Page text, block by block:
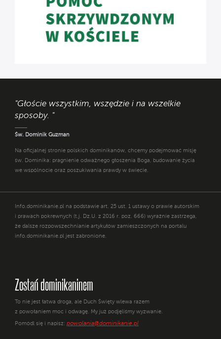
"Głoście wszystkim, wszędzie i na wszelkie
sposoby. "
Św. Dominik Guzman
Na oficjalnej stronie polskich dominikanów, chcemy podejmować misję
św. Dominika: pragnienie odważnego głoszenia Boga, budowanie życia
we wspólnocie oraz poszukiwania prawdy w świecie.
Info.dominikanie.pl na podstawie art. 25 ust. 1 ustawy o prawie autorskim
i prawach pokrewnych (t.j. Dz.U. z 2016 r. poz. 666) wyraźnie zastrzega,
że dalsze rozpowszechnianie artykułów zamieszczonych na portalu
info.dominikanie.pl jest zabronione.
Zostań dominikaninem
To nie jest łatwa droga, ale Duch Święty wlewa razem
z powołaniem moc i odwagę. My już podjęliśmy wyzwanie.
Pomódl się i napisz: powolania@dominikanie.pl